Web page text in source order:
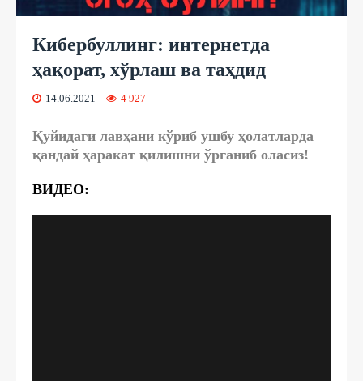
Кибербуллинг: интернетда
ҳақорат, хўрлаш ва таҳдид
14.06.2021 4 927
Қуйидаги лавҳани кўриб ушбу ҳолатларда
қандай ҳаракат қилишни ўрганиб оласиз!
ВИДЕО: